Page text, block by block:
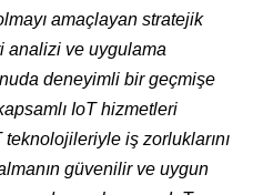
amaçlayan stratejik
analizi ve uygulama
deneyimli bir geçmişe
IoT hizmetleri
iş zorluklarını
güvenilir ve uygun